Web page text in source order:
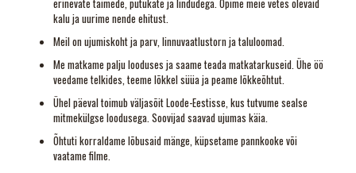
kalu ja uurime nende ehitust.
Meil on ujumiskoht ja parv, linnuvaatlustorn ja taluloomad.
Me matkame palju looduses ja saame teada matkatarkuseid. Ühe öö
veedame telkides, teeme lõkkel süüa ja peame lõkkeõhtut.
Ühel päeval toimub väljasõit Loode-Eestisse, kus tutvume sealse
mitmekülgse loodusega. Soovijad saavad ujumas käia.
Õhtuti korraldame lõbusaid mänge, küpsetame pannkooke või
vaatame filme.